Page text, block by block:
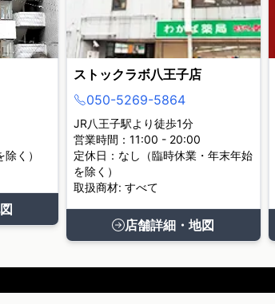
く）
ストックラボ八王子店
050-5269-5864
JR八王子駅より徒歩1分
営業時間：11:00 - 20:00
定休日：なし（臨時休業・年末年始
を除く）
取扱商材: すべて
店舗詳細・地図